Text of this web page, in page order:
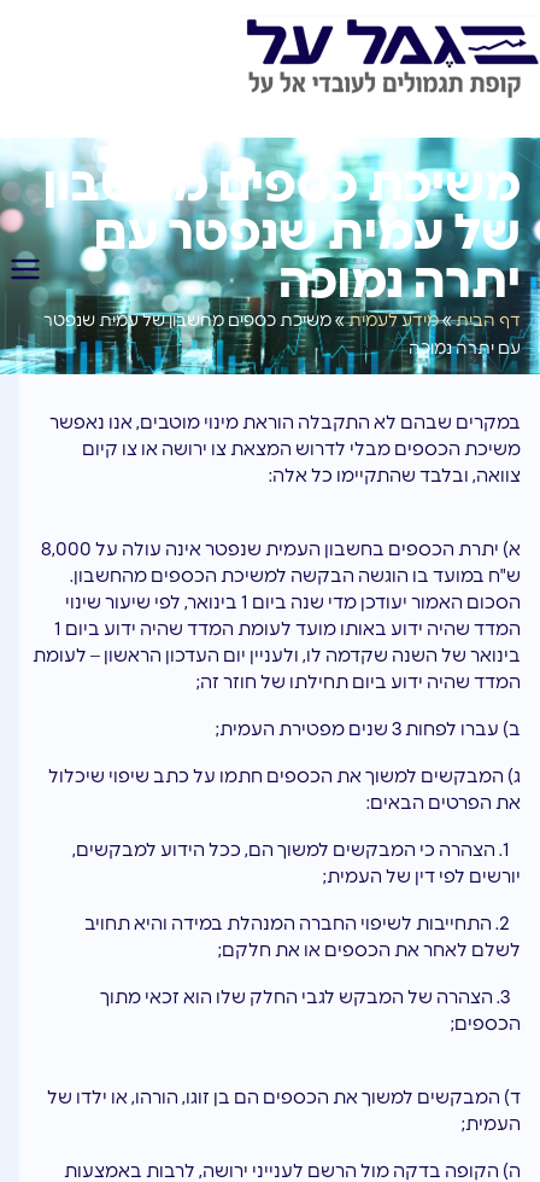
משיכת כספים מחשבון
של עמית שנפטר עם
יתרה נמוכה
דף הבית»מידע לעמית» משיכת כספים מחשבון של עמית שנפטר
עם יתרה נמוכה
במקרים שבהם לא התקבלה הוראת מינוי מוטבים, אנו נאפשר
משיכת הכספים מבלי לדרוש המצאת צו ירושה או צו קיום
צוואה, ובלבד שהתקיימו כל אלה:
א) יתרת הכספים בחשבון העמית שנפטר אינה עולה על 8,000
ש"ח במועד בו הוגשה הבקשה למשיכת הכספים מהחשבון.
הסכום האמור יעודכן מדי שנה ביום 1 בינואר, לפי שיעור שינוי
המדד שהיה ידוע באותו מועד לעומת המדד שהיה ידוע ביום 1
בינואר של השנה שקדמה לו, ולעניין יום העדכון הראשון – לעומת
המדד שהיה ידוע ביום תחילתו של חוזר זה;
ב) עברו לפחות 3 שנים מפטירת העמית;
ג) המבקשים למשוך את הכספים חתמו על כתב שיפוי שיכלול
את הפרטים הבאים:
1. הצהרה כי המבקשים למשוך הם, ככל הידוע למבקשים,
יורשים לפי דין של העמית;
2. התחייבות לשיפוי החברה המנהלת במידה והיא תחויב
לשלם לאחר את הכספים או את חלקם;
3. הצהרה של המבקש לגבי החלק שלו הוא זכאי מתוך
הכספים;
ד) המבקשים למשוך את הכספים הם בן זוגו, הורהו, או ילדו של
העמית;
ה) הקופה בדקה מול הרשם לענייני ירושה, לרבות באמצעות